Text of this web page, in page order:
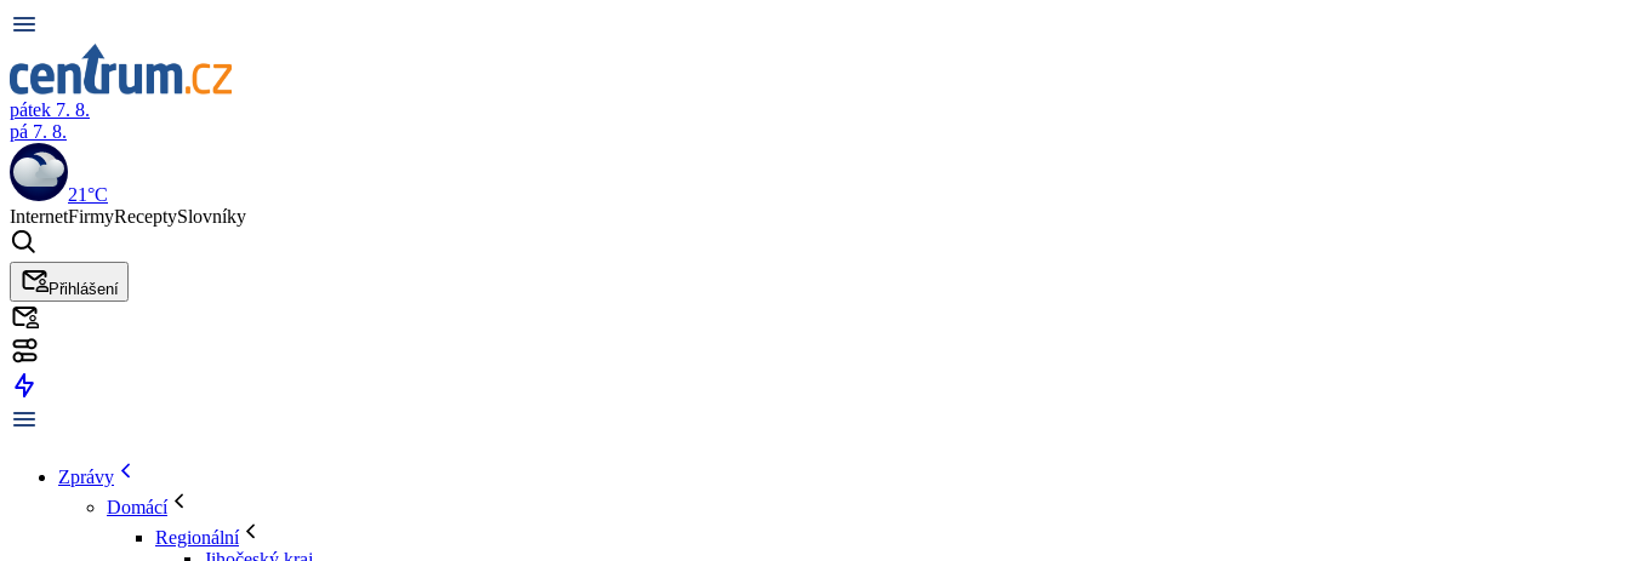
pátek 7. 8.
pá 7. 8.
21°C
InternetFirmyReceptySlovníky
Přihlášení
Zprávy
Domácí
Regionální